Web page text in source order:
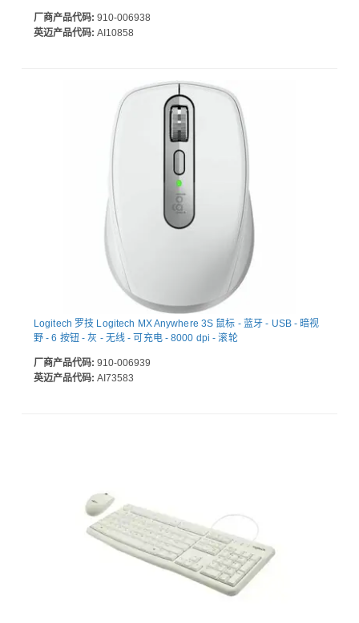
厂商产品代码: 910-006938
英迈产品代码: AI10858
Logitech 罗技 Logitech MX Anywhere 3S 鼠标 - 蓝牙 - USB - 暗视
野 - 6 按钮 - 灰 - 无线 - 可充电 - 8000 dpi - 滚轮
厂商产品代码: 910-006939
英迈产品代码: AI73583